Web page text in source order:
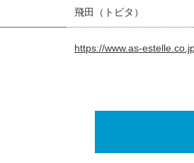
飛田（トビタ）
https://www.as-